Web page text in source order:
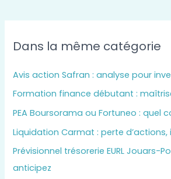
Dans la même catégorie
Avis action Safran : analyse pour
Formation finance débutant :
PEA Boursorama ou Fortuneo : quel
Liquidation Carmat : perte d’actions,
Prévisionnel trésorerie EURL Jouars-
anticipez